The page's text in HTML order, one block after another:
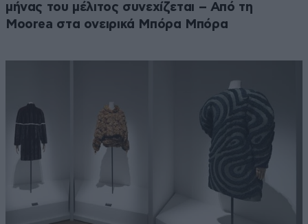
μήνας του μέλιτος συνεχίζεται – Από τη
Moorea στα ονειρικά Μπόρα Μπόρα